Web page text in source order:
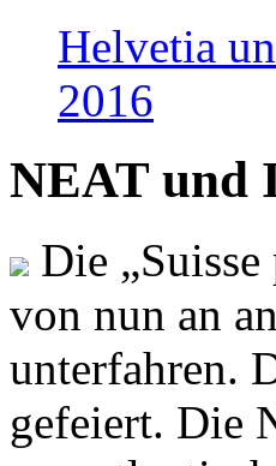
Helvetia
2016
NEAT und
Die
von nun an
unterfahren.
gefeiert. Die